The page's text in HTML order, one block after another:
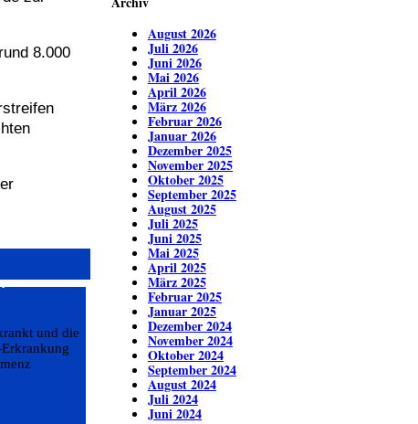
8.000
und die
August 2026
Juli 2026
Juni 2026
Mai 2026
April 2026
März 2026
Februar 2026
Januar 2026
Dezember 2025
November 2025
Oktober 2025
September 2025
August 2025
Juli 2025
Juni 2025
Mai 2025
April 2025
März 2025
Februar 2025
Januar 2025
Dezember 2024
November 2024
Oktober 2024
September 2024
August 2024
Juli 2024
Juni 2024